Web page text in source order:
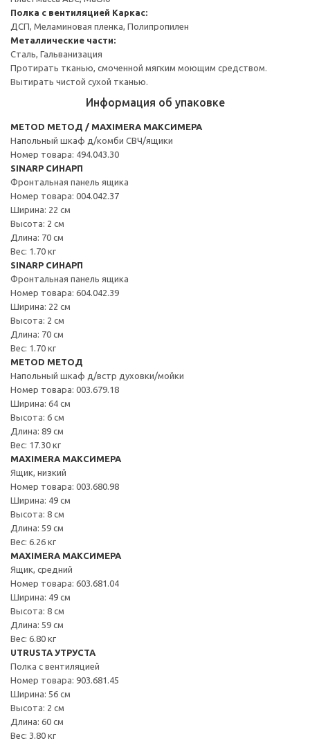
Полка с вентиляцией Каркас:
ДСП, Меламиновая пленка, Полипропилен
Металлические части:
Сталь, Гальванизация
Протирать тканью, смоченной мягким моющим средством.
Вытирать чистой сухой тканью.
Информация об упаковке
METOD МЕТОД / MAXIMERA МАКСИМЕРА
Напольный шкаф д/комби СВЧ/ящики
Номер товара: 494.043.30
SINARP СИНАРП
Фронтальная панель ящика
Номер товара: 004.042.37
Ширина: 22 см
Высота: 2 см
Длина: 70 см
Вес: 1.70 кг
SINARP СИНАРП
Фронтальная панель ящика
Номер товара: 604.042.39
Ширина: 22 см
Высота: 2 см
Длина: 70 см
Вес: 1.70 кг
METOD МЕТОД
Напольный шкаф д/встр духовки/мойки
Номер товара: 003.679.18
Ширина: 64 см
Высота: 6 см
Длина: 89 см
Вес: 17.30 кг
MAXIMERA МАКСИМЕРА
Ящик, низкий
Номер товара: 003.680.98
Ширина: 49 см
Высота: 8 см
Длина: 59 см
Вес: 6.26 кг
MAXIMERA МАКСИМЕРА
Ящик, средний
Номер товара: 603.681.04
Ширина: 49 см
Высота: 8 см
Длина: 59 см
Вес: 6.80 кг
UTRUSTA УТРУСТА
Полка с вентиляцией
Номер товара: 903.681.45
Ширина: 56 см
Высота: 2 см
Длина: 60 см
Вес: 3.80 кг